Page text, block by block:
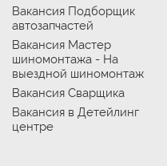
Вакансия Подборщик
автозапчастей
Вакансия Мастер
шиномонтажа - На
выездной шиномонтаж
Вакансия Сварщика
Вакансия в Детейлинг
центре